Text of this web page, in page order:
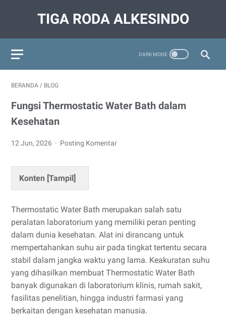
TIGA RODA ALKESINDO
BERANDA / BLOG
Fungsi Thermostatic Water Bath dalam
Kesehatan
12 Jun, 2026 Posting Komentar
Konten [Tampil]
Thermostatic Water Bath merupakan salah satu
peralatan laboratorium yang memiliki peran penting
dalam dunia kesehatan. Alat ini dirancang untuk
mempertahankan suhu air pada tingkat tertentu secara
stabil dalam jangka waktu yang lama. Keakuratan suhu
yang dihasilkan membuat Thermostatic Water Bath
banyak digunakan di laboratorium klinis, rumah sakit,
fasilitas penelitian, hingga industri farmasi yang
berkaitan dengan kesehatan manusia.